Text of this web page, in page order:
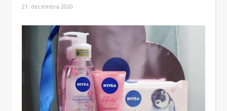
21. decembra 2020